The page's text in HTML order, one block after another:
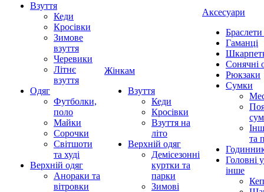
Взуття
Кеди
Кросівки
Зимове
взуття
Черевики
Літнє
взуття
Одяг
Футболки,
поло
Майки
Сорочки
Світшоти
та худі
Верхній одяг
Анораки та
вітровки
Жінкам
Взуття
Кеди
Кросівки
Взуття на
літо
Верхній одяг
Демісезонні
куртки та
парки
Зимові
Аксесуари
Гаманці
Сонячні
Рюкзаки
Сумки
та
Головні
інше